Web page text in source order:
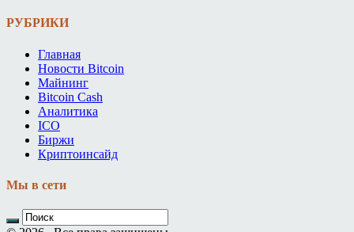
РУБРИКИ
Главная
Новости Bitcoin
Майнинг
Bitcoin Cash
Аналитика
ICO
Биржи
Криптоинсайд
Мы в сети